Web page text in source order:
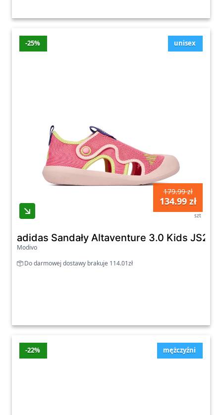
unisex
-25%
179.99 zł
134.99 zł
szt
adidas Sandały Altaventure 3.0 Kids
Modivo
Do darmowej dostawy brakuje 114.01zł
mężczyźni
-22%